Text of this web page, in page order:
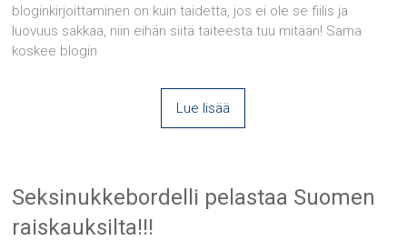
bloginkirjoittaminen on kuin taidetta, jos ei ole se fiilis ja
luovuus sakkaa, niin eihän siitä taiteesta tuu mitään! Sama
koskee blogin
Lue lisää
Seksinukkebordelli pelastaa Suomen
raiskauksilta!!!